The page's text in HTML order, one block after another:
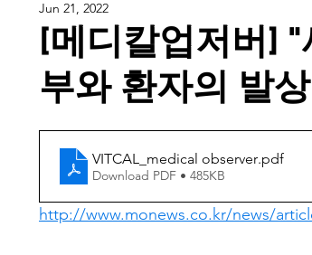
[메디칼업저버]
부와 환자의 발
Jun 21, 2022
VITCAL_medical observer.pdf
Download PDF • 485KB
http://www.monews.co.kr/news/